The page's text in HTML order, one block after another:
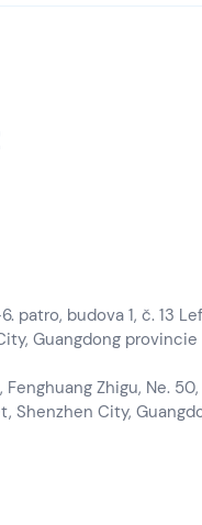
budova 1, č. 13
Guangdong provincie
Zhigu, Ne. 50,
Shenzhen City,